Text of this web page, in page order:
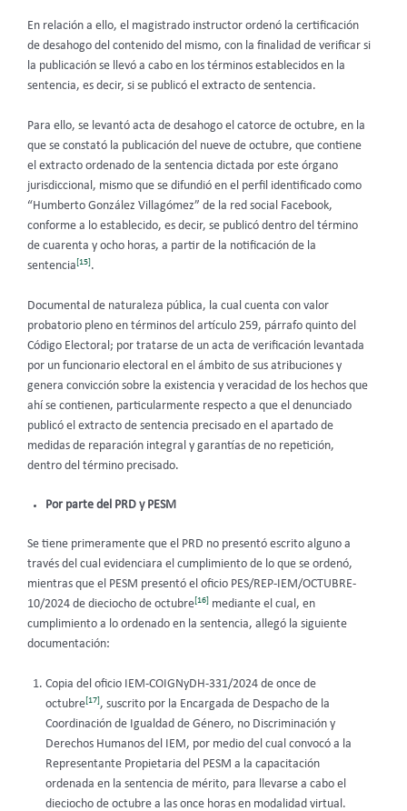
En relación a ello, el magistrado instructor ordenó la certificación
de desahogo del contenido del mismo, con la finalidad de verificar si
la publicación se llevó a cabo en los términos establecidos en la
sentencia, es decir, si se publicó el extracto de sentencia.
Para ello, se levantó acta de desahogo el catorce de octubre, en la
que se constató la publicación del nueve de octubre, que contiene
el extracto ordenado de la sentencia dictada por este órgano
jurisdiccional, mismo que se difundió en el perfil identificado como
“Humberto González Villagómez” de la red social Facebook,
conforme a lo establecido, es decir, se publicó dentro del término
de cuarenta y ocho horas, a partir de la notificación de la
sentencia[15].
Documental de naturaleza pública, la cual cuenta con valor
probatorio pleno en términos del artículo 259, párrafo quinto del
Código Electoral; por tratarse de un acta de verificación levantada
por un funcionario electoral en el ámbito de sus atribuciones y
genera convicción sobre la existencia y veracidad de los hechos que
ahí se contienen, particularmente respecto a que el denunciado
publicó el extracto de sentencia precisado en el apartado de
medidas de reparación integral y garantías de no repetición,
dentro del término precisado.
Por parte del PRD y PESM
Se tiene primeramente que el PRD no presentó escrito alguno a
través del cual evidenciara el cumplimiento de lo que se ordenó,
mientras que el PESM presentó el oficio PES/REP-IEM/OCTUBRE-
10/2024 de dieciocho de octubre[16] mediante el cual, en
cumplimiento a lo ordenado en la sentencia, allegó la siguiente
documentación:
Copia del oficio IEM-COIGNyDH-331/2024 de once de
octubre[17], suscrito por la Encargada de Despacho de la
Coordinación de Igualdad de Género, no Discriminación y
Derechos Humanos del IEM, por medio del cual convocó a la
Representante Propietaria del PESM a la capacitación
ordenada en la sentencia de mérito, para llevarse a cabo el
dieciocho de octubre a las once horas en modalidad virtual.